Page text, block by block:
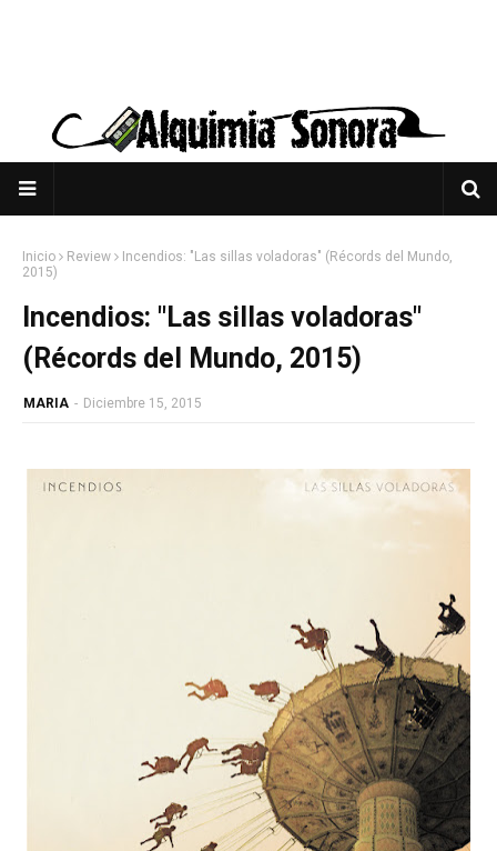
Inicio Review
Incendios: "Las sillas voladoras" (Récords del Mundo,
2015)
Incendios: "Las sillas voladoras"
(Récords del Mundo, 2015)
MARIA - Diciembre 15, 2015